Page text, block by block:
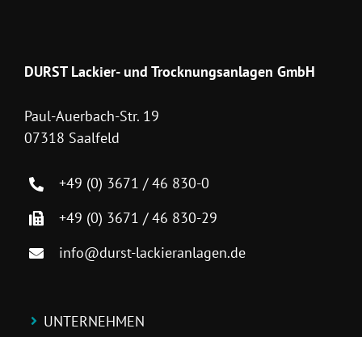
DURST Lackier- und Trocknungsanlagen GmbH
Paul-Auerbach-Str. 19
07318 Saalfeld
+49 (0) 3671 / 46 830-0
+49 (0) 3671 / 46 830-29
info@durst-lackieranlagen.de
UNTERNEHMEN